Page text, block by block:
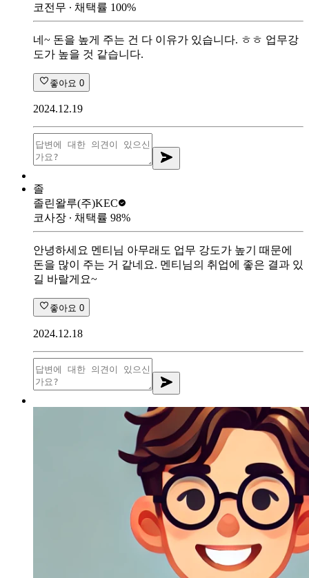
코전무 ∙ 채택률 100%
네~ 돈을 높게 주는 건 다 이유가 있습니다. ㅎㅎ 업무강
도가 높을 것 같습니다.
좋아요 0
2024.12.19
졸
졸린왈루(주)KEC
코사장 ∙ 채택률 98%
안녕하세요 멘티님 아무래도 업무 강도가 높기 때문에
돈을 많이 주는 거 같네요. 멘티님의 취업에 좋은 결과 있
길 바랄게요~
좋아요 0
2024.12.18